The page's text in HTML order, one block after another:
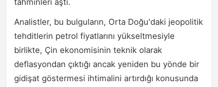
tahminleri aştı.
Analistler, bu bulguların, Orta Doğu'daki jeopolitik
tehditlerin petrol fiyatlarını yükseltmesiyle
birlikte, Çin ekonomisinin teknik olarak
deflasyondan çıktığı ancak yeniden bu yönde bir
gidişat göstermesi ihtimalini artırdığı konusunda